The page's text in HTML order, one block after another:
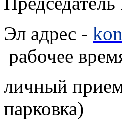
Эл адрес -
рабочее
личный
парковка)